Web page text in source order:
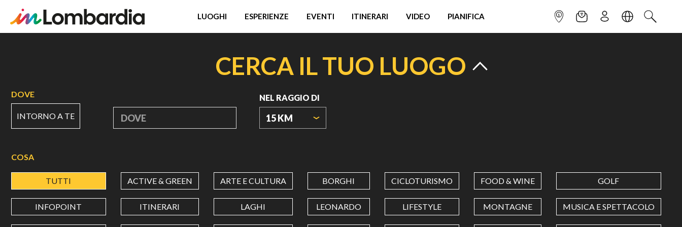
LUOGHI ESPERIENZE EVENTI ITINERARI VIDEO PIANIFICA INFOPOINTNEWSLETTER
ISCRIVITILINGUACERCA
CERCA IL TUO LUOGO
DOVE
INTORNO A TE DOVE
NEL RAGGIO DI
15 KM
COSA
TUTTI ACTIVE & GREEN ARTE E CULTURA BORGHI CICLOTURISMO FOOD & WINE GOLF
INFOPOINT ITINERARI LAGHI LEONARDO LIFESTYLE MONTAGNE MUSICA E SPETTACOLO